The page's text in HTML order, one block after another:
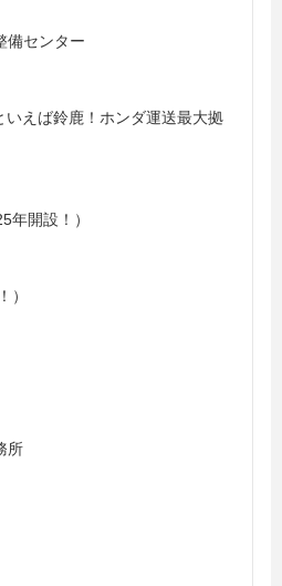
備センター
いえば鈴鹿！ホンダ運送最大拠
年開設！）
）
所